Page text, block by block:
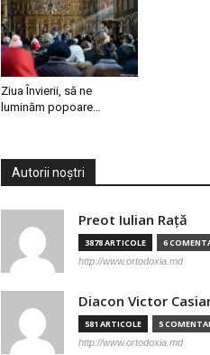
Ziua Învierii, să ne
luminăm popoare…
Autorii noștri
Preot Iulian Raţă
3878 ARTICOLE 6
http://www.ortodoxia.md
Diacon Victor
581 ARTICOLE 5
http://www.ortodoxia.md